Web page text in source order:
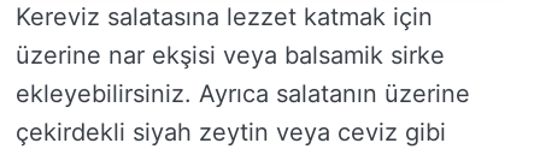
Kereviz salatasına lezzet katmak için
üzerine nar ekşisi veya balsamik sirke
ekleyebilirsiniz. Ayrıca salatanın üzerine
çekirdekli siyah zeytin veya ceviz gibi